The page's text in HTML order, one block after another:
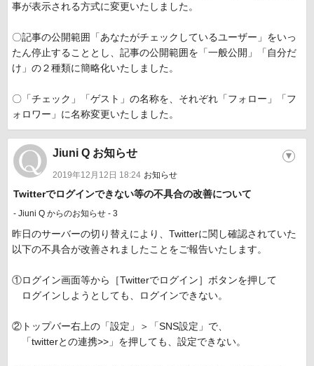
事が表示される方式に変更いたしました。
〇記事の公開範囲「あなたがチェックしているユーザー」をいっ
たん停止することとし、記事の公開範囲を「一般公開」「自分だ
け」の２種類に簡略化いたしました。
〇「チェック」「ゲスト」の名称を、それぞれ「フォロー」「フ
ォロワー」に名称変更いたしました。
Jiuni Q お知らせ
2019年12月12日 18:24 お知らせ
▼
Twitterでログインできない等の不具合の改善について
- Jiuni Q からのお知らせ - 3
昨日のサーバーの切り替えにより、Twitterに関し確認されていた
以下の不具合が改善されましたことをご報告いたします。
①ログイン画面等から［Twitterでログイン］ボタンを押して
ログインしようとしても、ログインできない。
②トップバー右上の「設定」＞「SNS設定」で、
「twitterとの連携>>」を押しても、設定できない。